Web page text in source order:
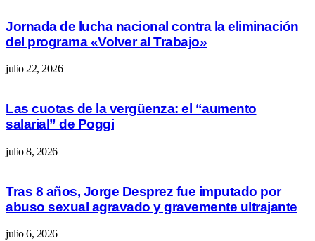
Jornada de lucha nacional contra la eliminación
del programa «Volver al Trabajo»
julio 22, 2026
Las cuotas de la vergüenza: el “aumento
salarial” de Poggi
julio 8, 2026
Tras 8 años, Jorge Desprez fue imputado por
abuso sexual agravado y gravemente ultrajante
julio 6, 2026